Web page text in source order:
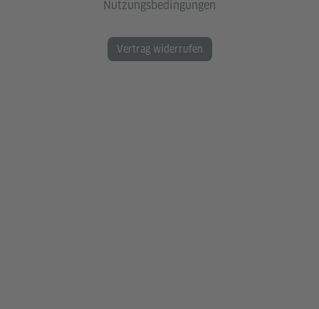
Nutzungsbedingungen
Vertrag widerrufen